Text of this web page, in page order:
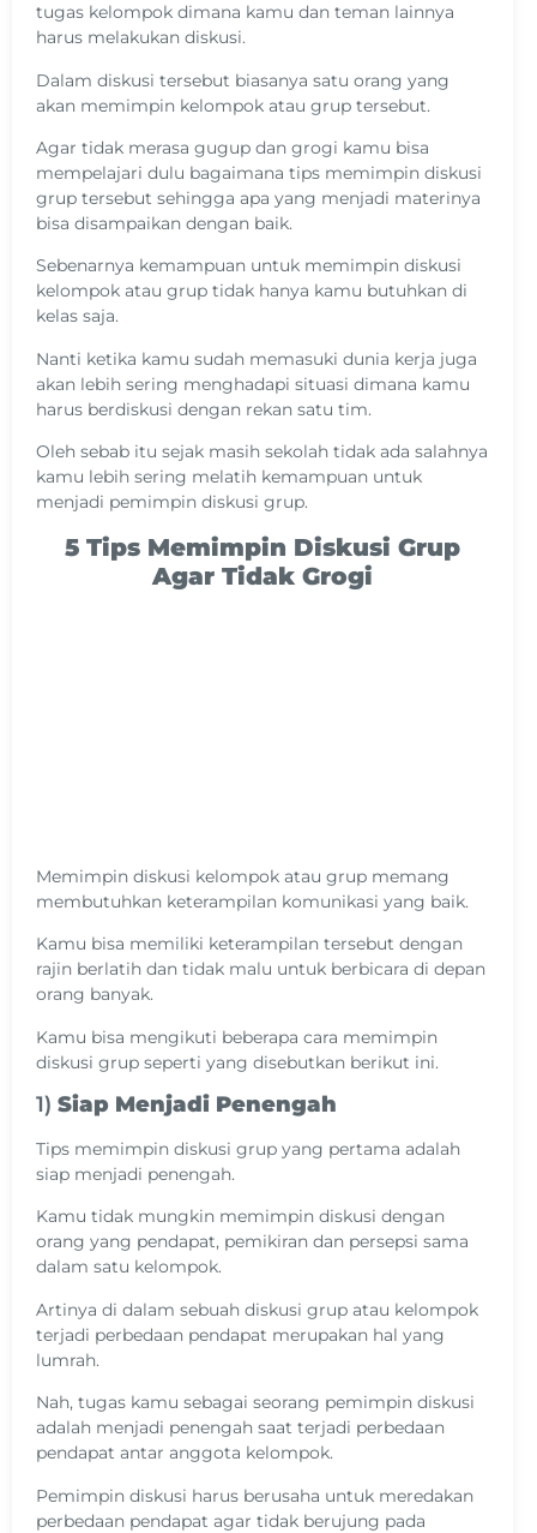
tugas kelompok dimana kamu dan teman lainnya
harus melakukan diskusi.
Dalam diskusi tersebut biasanya satu orang yang
akan memimpin kelompok atau grup tersebut.
Agar tidak merasa gugup dan grogi kamu bisa
mempelajari dulu bagaimana tips memimpin diskusi
grup tersebut sehingga apa yang menjadi materinya
bisa disampaikan dengan baik.
Sebenarnya kemampuan untuk memimpin diskusi
kelompok atau grup tidak hanya kamu butuhkan di
kelas saja.
Nanti ketika kamu sudah memasuki dunia kerja juga
akan lebih sering menghadapi situasi dimana kamu
harus berdiskusi dengan rekan satu tim.
Oleh sebab itu sejak masih sekolah tidak ada salahnya
kamu lebih sering melatih kemampuan untuk
menjadi pemimpin diskusi grup.
5 Tips Memimpin Diskusi Grup
Agar Tidak Grogi
Memimpin diskusi kelompok atau grup memang
membutuhkan keterampilan komunikasi yang baik.
Kamu bisa memiliki keterampilan tersebut dengan
rajin berlatih dan tidak malu untuk berbicara di depan
orang banyak.
Kamu bisa mengikuti beberapa cara memimpin
diskusi grup seperti yang disebutkan berikut ini.
1) Siap Menjadi Penengah
Tips memimpin diskusi grup yang pertama adalah
siap menjadi penengah.
Kamu tidak mungkin memimpin diskusi dengan
orang yang pendapat, pemikiran dan persepsi sama
dalam satu kelompok.
Artinya di dalam sebuah diskusi grup atau kelompok
terjadi perbedaan pendapat merupakan hal yang
lumrah.
Nah, tugas kamu sebagai seorang pemimpin diskusi
adalah menjadi penengah saat terjadi perbedaan
pendapat antar anggota kelompok.
Pemimpin diskusi harus berusaha untuk meredakan
perbedaan pendapat agar tidak berujung pada